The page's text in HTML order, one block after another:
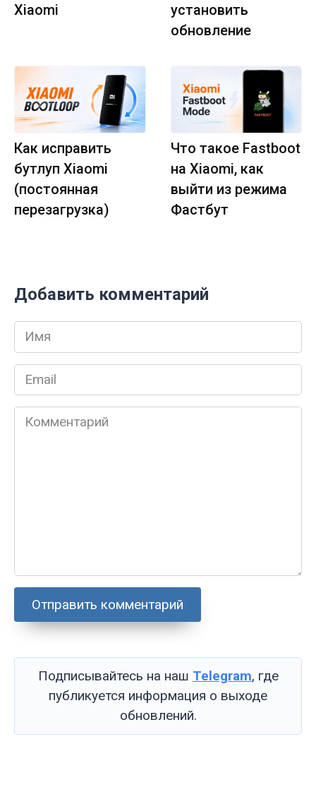
Xiaomi
установить
обновление
Как исправить
бутлуп Xiaomi
(постоянная
перезагрузка)
Что такое Fastboot
на Xiaomi, как
выйти из режима
Фастбут
Добавить комментарий
Имя
*
Email
*
Комментарий
Подписывайтесь на наш Telegram, где
публикуется информация о выходе
обновлений.